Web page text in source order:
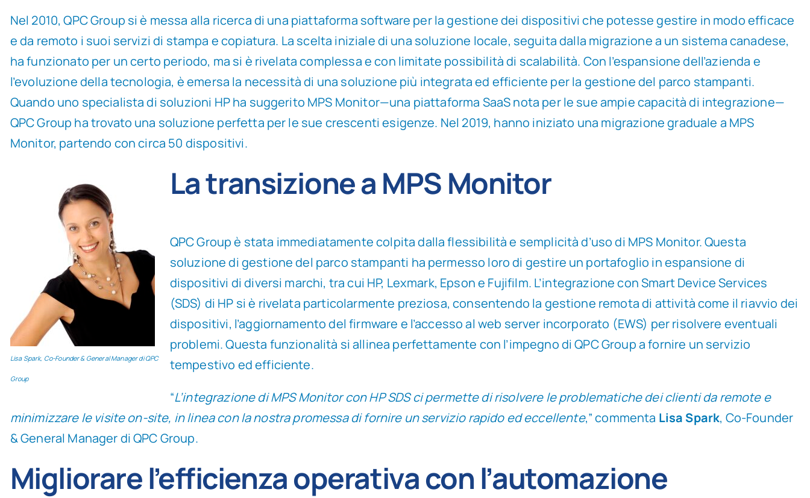
Nel 2010, QPC Group si è messa alla ricerca di una piattaforma software per la gestione dei dispositivi che potesse gestire in modo efficace
e da remoto i suoi servizi di stampa e copiatura. La scelta iniziale di una soluzione locale, seguita dalla migrazione a un sistema canadese,
ha funzionato per un certo periodo, ma si è rivelata complessa e con limitate possibilità di scalabilità. Con l’espansione dell’azienda e
l’evoluzione della tecnologia, è emersa la necessità di una soluzione più integrata ed efficiente per la gestione del parco stampanti.
Quando uno specialista di soluzioni HP ha suggerito MPS Monitor—una piattaforma SaaS nota per le sue ampie capacità di integrazione—
QPC Group ha trovato una soluzione perfetta per le sue crescenti esigenze. Nel 2019, hanno iniziato una migrazione graduale a MPS
Monitor, partendo con circa 50 dispositivi.
Lisa Spark, Co-Founder & General Manager di QPC
Group
La transizione a MPS Monitor
QPC Group è stata immediatamente colpita dalla flessibilità e semplicità d’uso di MPS Monitor. Questa
soluzione di gestione del parco stampanti ha permesso loro di gestire un portafoglio in espansione di
dispositivi di diversi marchi, tra cui HP, Lexmark, Epson e Fujifilm. L’integrazione con Smart Device Services
(SDS) di HP si è rivelata particolarmente preziosa, consentendo la gestione remota di attività come il riavvio dei
dispositivi, l’aggiornamento del firmware e l’accesso al web server incorporato (EWS) per risolvere eventuali
problemi. Questa funzionalità si allinea perfettamente con l’impegno di QPC Group a fornire un servizio
tempestivo ed efficiente.
“L’integrazione diMPS Monitor con HP SDS ci permette di risolvere le problematiche dei clienti da remote e
minimizzare le visite on-site, in linea con la nostra promessa di fornire un servizio rapido ed eccellente,” commenta Lisa Spark, Co-Founder
& General Manager di QPC Group.
Migliorare l’efficienza operativa con l’automazione